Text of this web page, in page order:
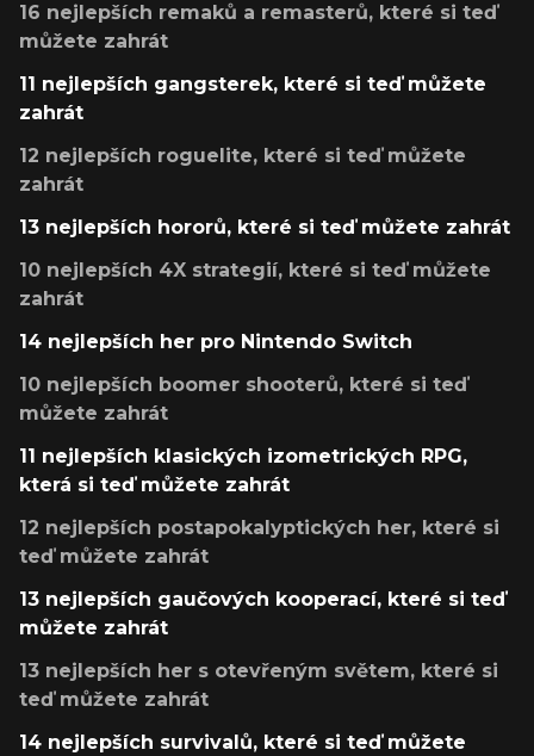
16 nejlepších remaků a remasterů, které si teď
můžete zahrát
11 nejlepších gangsterek, které si teď můžete
zahrát
12 nejlepších roguelite, které si teď můžete
zahrát
13 nejlepších hororů, které si teď můžete zahrát
10 nejlepších 4X strategií, které si teď můžete
zahrát
14 nejlepších her pro Nintendo Switch
10 nejlepších boomer shooterů, které si teď
můžete zahrát
11 nejlepších klasických izometrických RPG,
která si teď můžete zahrát
12 nejlepších postapokalyptických her, které si
teď můžete zahrát
13 nejlepších gaučových kooperací, které si teď
můžete zahrát
13 nejlepších her s otevřeným světem, které si
teď můžete zahrát
14 nejlepších survivalů, které si teď můžete